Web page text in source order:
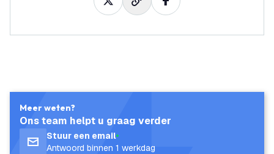
Meer weten?
Ons team helpt u graag verder
Stuur een email
Antwoord binnen 1 werkdag